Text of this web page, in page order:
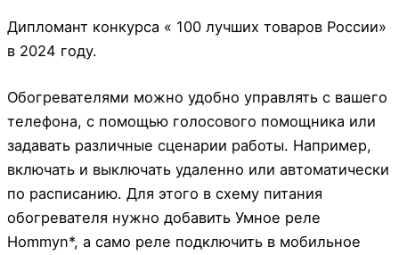
Дипломант конкурса « 100 лучших товаров России»
в 2024 году.
Обогревателями можно удобно управлять с вашего
телефона, с помощью голосового помощника или
задавать различные сценарии работы. Например,
включать и выключать удаленно или автоматически
по расписанию. Для этого в схему питания
обогревателя нужно добавить Умное реле
Hommyn*, а само реле подключить в мобильное